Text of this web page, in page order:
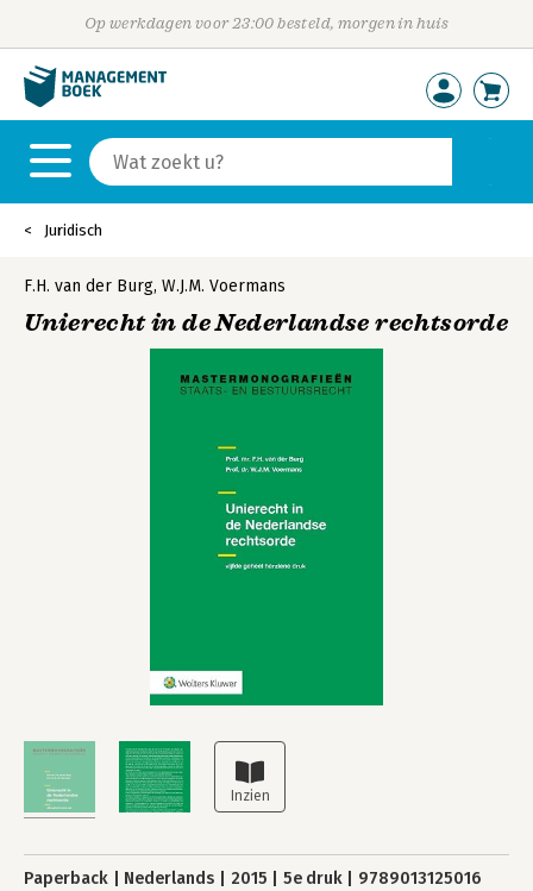
Op werkdagen voor 23:00 besteld, morgen in huis
Juridisch
F.H. van der Burg, W.J.M. Voermans
Unierecht in de Nederlandse rechtsorde
Paperback Nederlands 2015 5e druk 9789013125016